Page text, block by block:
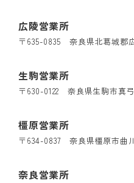
広陵営業所
〒635-0835 奈良県北葛城郡
奈良営業所
生駒営業所
〒630-0122 奈良県生駒市真
橿原営業所
〒634-0837 奈良県橿原市曲